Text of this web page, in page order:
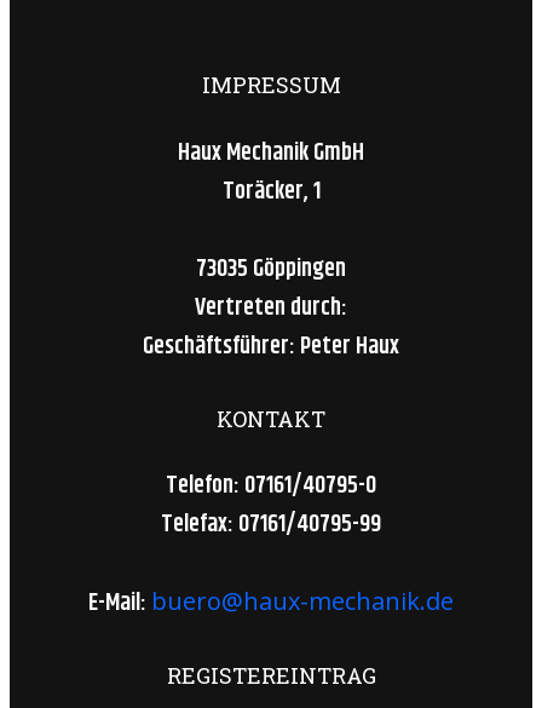
IMPRESSUM
Haux Mechanik GmbH
Toräcker, 1
73035 Göppingen
Vertreten durch:
Geschäftsführer: Peter Haux
KONTAKT
Telefon: 07161/40795-0
Telefax: 07161/40795-99
E-Mail: buero@haux-mechanik.de
REGISTEREINTRAG